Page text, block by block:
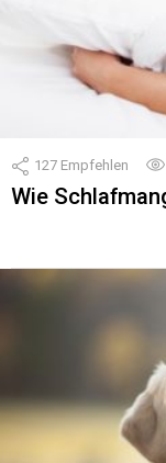
127 Empfehlen
Wie